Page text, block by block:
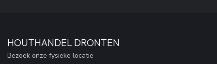
HOUTHANDEL DRONTEN
Bezoek onze fysieke locatie